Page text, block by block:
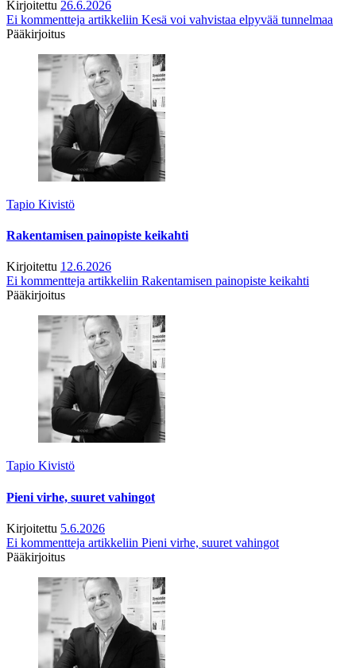
Kirjoitettu 26.6.2026
Ei kommentteja artikkeliin Kesä voi vahvistaa elpyvää tunnelmaa
Pääkirjoitus
Tapio Kivistö
Rakentamisen painopiste keikahti
Kirjoitettu 12.6.2026
Ei kommentteja artikkeliin Rakentamisen painopiste keikahti
Pääkirjoitus
Tapio Kivistö
Pieni virhe, suuret vahingot
Kirjoitettu 5.6.2026
Ei kommentteja artikkeliin Pieni virhe, suuret vahingot
Pääkirjoitus